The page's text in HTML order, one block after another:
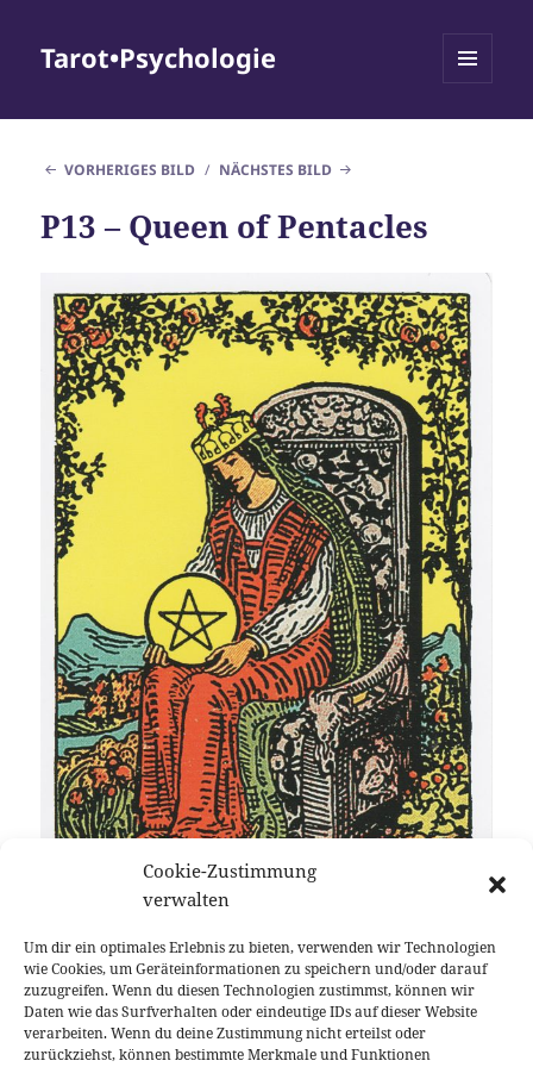
Cookie-Zustimmung
verwalten
Um dir ein optimales Erlebnis zu bieten, verwenden wir Technologien
wie Cookies, um Geräteinformationen zu speichern und/oder darauf
zuzugreifen. Wenn du diesen Technologien zustimmst, können wir
Daten wie das Surfverhalten oder eindeutige IDs auf dieser Website
verarbeiten. Wenn du deine Zustimmung nicht erteilst oder
zurückziehst, können bestimmte Merkmale und Funktionen
Tarot•Psychologie
VORHERIGES BILD
NÄCHSTES BILD
P13 – Queen of Pentacles